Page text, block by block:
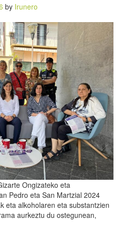
by Irunero
Ongizateko eta
Pedro eta San Martzial 2024
eta alkoholaren eta substantzien
aurkeztu du ostegunean,